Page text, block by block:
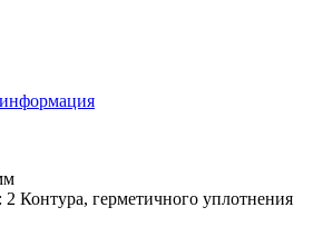
: 2 Контура, герметичного уплотнения